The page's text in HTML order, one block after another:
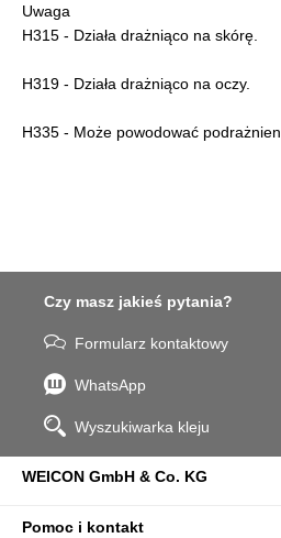
Uwaga
H315 - Działa drażniąco na skórę.
H319 - Działa drażniąco na oczy.
H335 - Może powodować
Czy masz jakieś pytania?
Formularz kontaktowy
WhatsApp
Wyszukiwarka kleju
WEICON GmbH & Co. KG
Pomoc i kontakt